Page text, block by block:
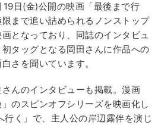
日(金)公開の映画「最後まで行
まで追い詰められるノンストップ
となっており、同誌のインタビュ
タッグとなる岡田さんに作品への
さを聞いています。
んのインタビューも掲載。漫画
」のスピンオフシリーズを映画化し
行く」で、主人公の岸辺露伴を演じ